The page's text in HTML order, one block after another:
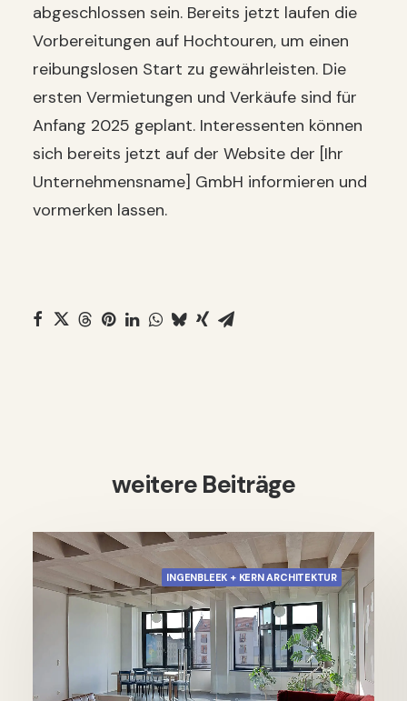
abgeschlossen sein. Bereits jetzt laufen die
Vorbereitungen auf Hochtouren, um einen
reibungslosen Start zu gewährleisten. Die
ersten Vermietungen und Verkäufe sind für
Anfang 2025 geplant. Interessenten können
sich bereits jetzt auf der Website der [Ihr
Unternehmensname] GmbH informieren und
vormerken lassen.
weitere Beiträge
INGENBLEEK + KERN ARCHITEKTUR